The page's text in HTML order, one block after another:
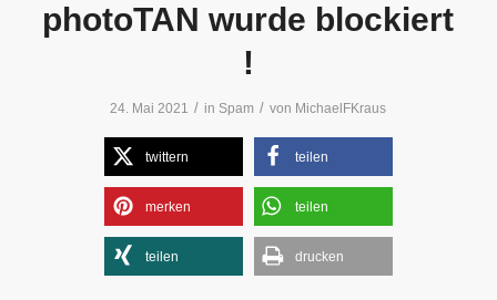
photoTAN wurde blockiert
!
24. Mai 2021 / in Spam / von MichaelFKraus
twittern teilen
merken teilen
teilen drucken